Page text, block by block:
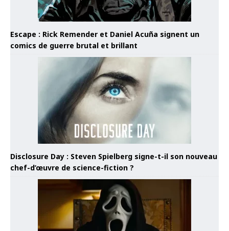
Escape : Rick Remender et Daniel Acuña signent un
comics de guerre brutal et brillant
Disclosure Day : Steven Spielberg signe-t-il son nouveau
chef-d’œuvre de science-fiction ?